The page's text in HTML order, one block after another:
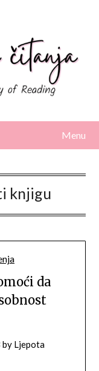
Menu
knjigu
da
by Ljepota